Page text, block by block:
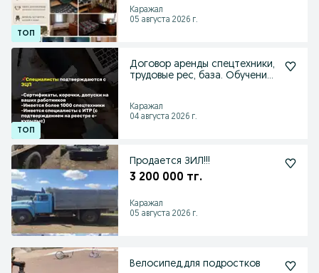
Каражал
05 августа 2026 г.
Договор аренды спецтехники,
трудовые рес, база. Обучение
Каражал
04 августа 2026 г.
Продается ЗИЛ!!!
3 200 000 тг.
Каражал
05 августа 2026 г.
Велосипед,для подростков